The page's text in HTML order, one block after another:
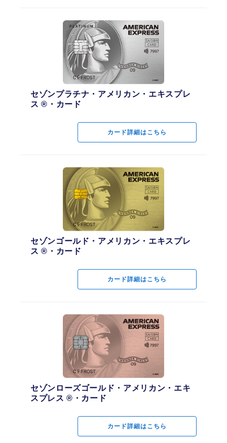
セゾンプラチナ・アメリカン・エキスプレ
ス ®・カード
カード詳細はこちら
セゾンゴールド・アメリカン・エキスプレ
ス ®・カード
カード詳細はこちら
セゾンローズゴールド・アメリカン・エキ
スプレス ®・カード
カード詳細はこちら